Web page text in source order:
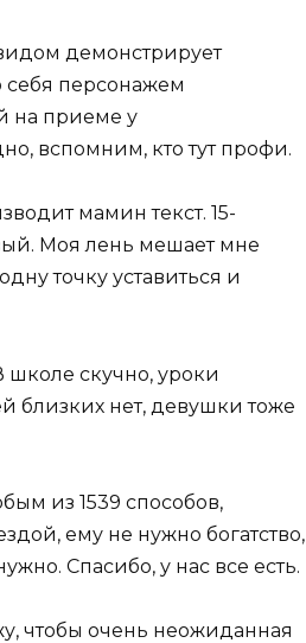
демонстрирует
себя персонажем
на приеме у
вспомним, кто тут профи.
мамин текст. 15-
Моя лень мешает мне
точку уставиться и
школе скучно, уроки
близких нет, девушки тоже
из 1539 способов,
ему не нужно богатство,
Спасибо, у нас все есть.
чтобы очень неожиданная